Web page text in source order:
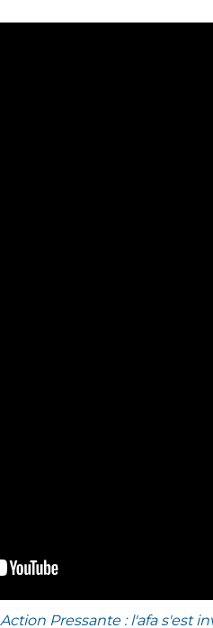
Action Pressante : l'afa s'est